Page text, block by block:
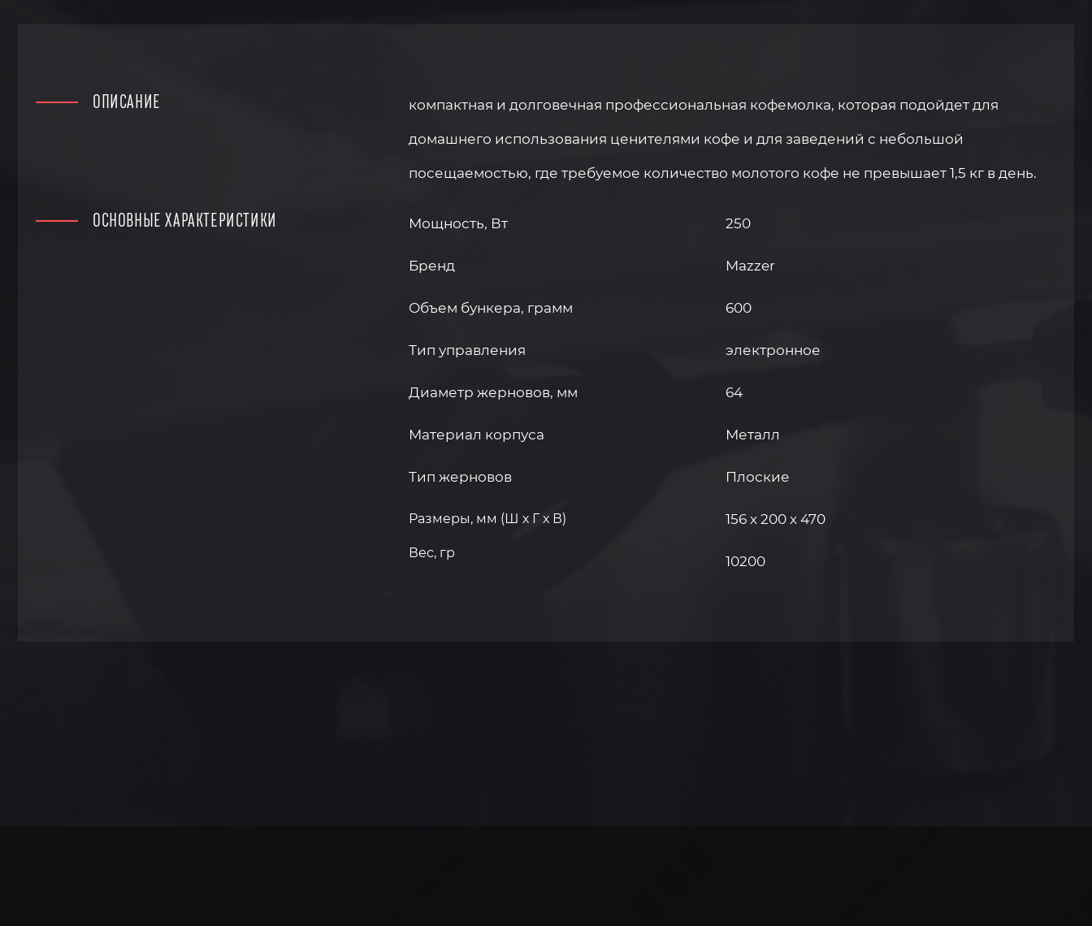
ОПИСАНИЕ компактная и долговечная профессиональная кофемолка, которая подойдет для
домашнего использования ценителями кофе и для заведений с небольшой
посещаемостью, где требуемое количество молотого кофе не превышает 1,5 кг в день.
ОСНОВНЫЕ ХАРАКТЕРИСТИКИ Мощность, Вт
Бренд
Объем бункера, грамм
Тип управления
Диаметр жерновов, мм
Материал корпуса
Тип жерновов
Размеры, мм (Ш х Г х В)
Вес, гр
250
Mazzer
600
электронное
64
Металл
Плоские
156 х 200 x 470
10200